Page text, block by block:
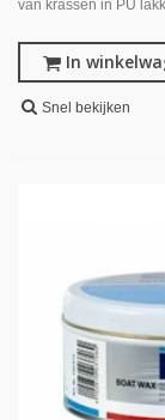
van krassen in PU
In
Snel bekijken